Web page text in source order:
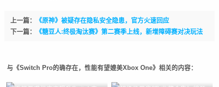
上一篇：
《原神》被疑存在隐私安全隐患，官方火速回应
下一篇：
《糖豆人:终极淘汰赛》第二赛季上线，新增障碍赛对决玩法
与《Switch Pro的确存在，性能有望媲美Xbox One》相关的内容：